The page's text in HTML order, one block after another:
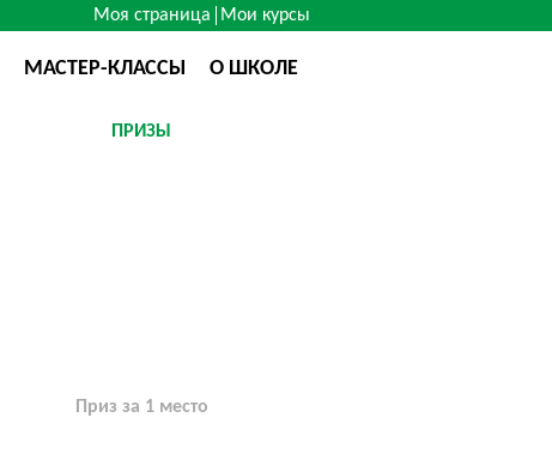
Моя страница Мои курсы
МАСТЕР-КЛАССЫ О ШКОЛЕ
ПРИЗЫ
Приз за 1 место